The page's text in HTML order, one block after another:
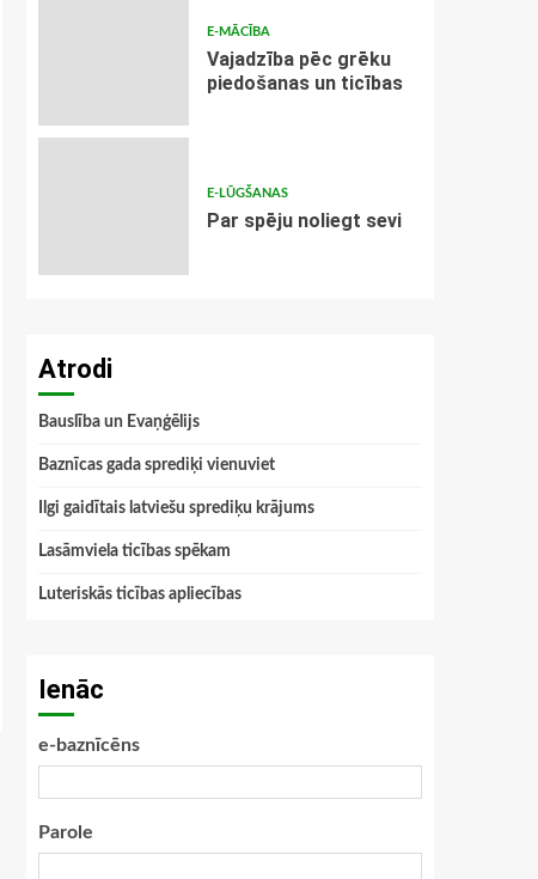
E-MĀCĪBA
Vajadzība pēc grēku
piedošanas un ticības
E-LŪGŠANAS
Par spēju noliegt sevi
Atrodi
Bauslība un Evaņģēlijs
Baznīcas gada sprediķi vienuviet
Ilgi gaidītais latviešu sprediķu krājums
Lasāmviela ticības spēkam
Luteriskās ticības apliecības
Ienāc
e-baznīcēns
Parole